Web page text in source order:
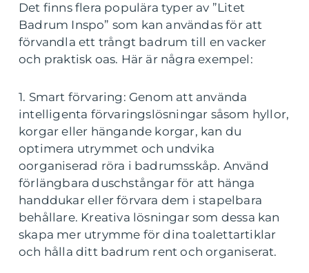
Det finns flera populära typer av ”Litet
Badrum Inspo” som kan användas för att
förvandla ett trångt badrum till en vacker
och praktisk oas. Här är några exempel:
1. Smart förvaring: Genom att använda
intelligenta förvaringslösningar såsom hyllor,
korgar eller hängande korgar, kan du
optimera utrymmet och undvika
oorganiserad röra i badrumsskåp. Använd
förlängbara duschstångar för att hänga
handdukar eller förvara dem i stapelbara
behållare. Kreativa lösningar som dessa kan
skapa mer utrymme för dina toalettartiklar
och hålla ditt badrum rent och organiserat.